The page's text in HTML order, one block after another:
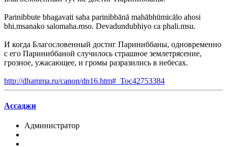
Parinibbute bhagavati saha parinibbānā mahābhūmicālo ahosi
bhi.msanako salomaha.mso. Devadundubhiyo ca phali.msu.
И когда Благословенный достиг Париниббаны, одновременно
с его Париниббаной случилось страшное землетрясение,
грозное, ужасающее, и громы разразились в небесах.
http://dhamma.ru/canon/dn16.htm#_Toc42753384
Ассаджи
Администратор